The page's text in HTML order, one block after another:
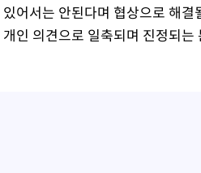
어서는 안된다며 협상으로 해
인 의견으로 일축되며 진정되